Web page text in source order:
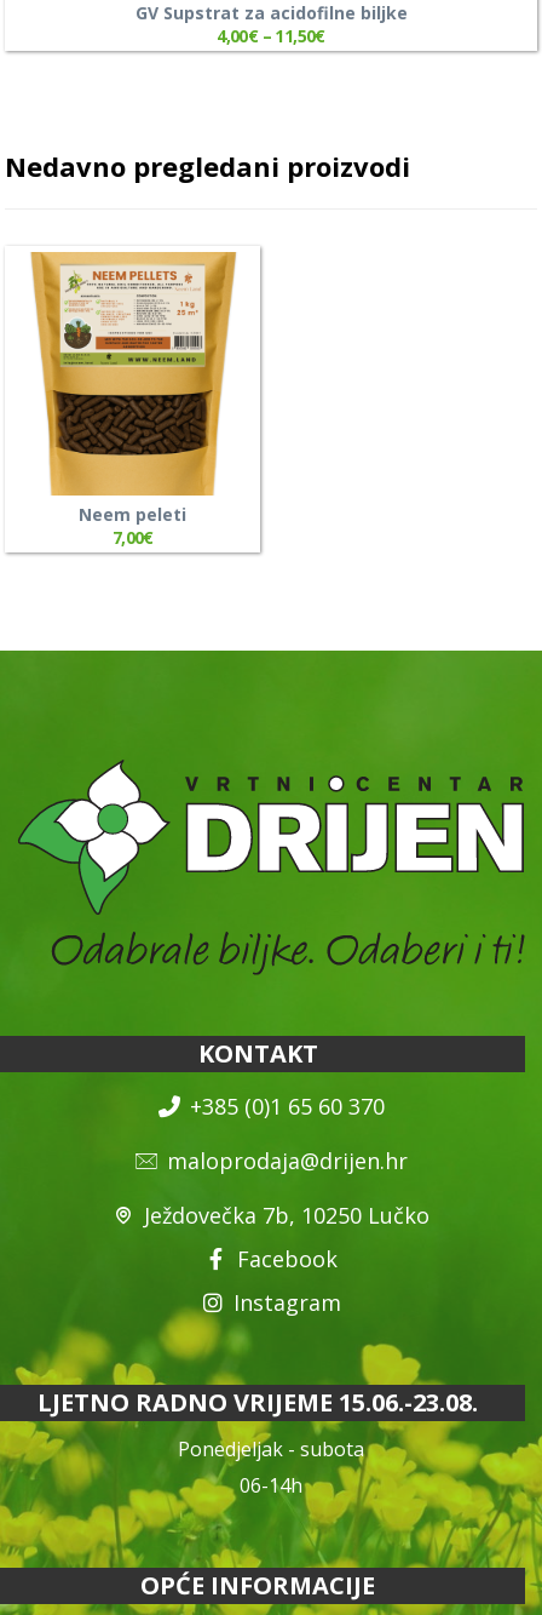
GV Supstrat za acidofilne biljke
4,00€– 11,50€
Nedavno pregledani proizvodi
Neem peleti
7,00€
KONTAKT
+385 (0)1 65 60 370
maloprodaja@drijen.hr
Ježdovečka 7b, 10250 Lučko
Facebook
Instagram
LJETNO RADNO VRIJEME 15.06.-23.08.
Ponedjeljak - subota
06-14h
OPĆE INFORMACIJE